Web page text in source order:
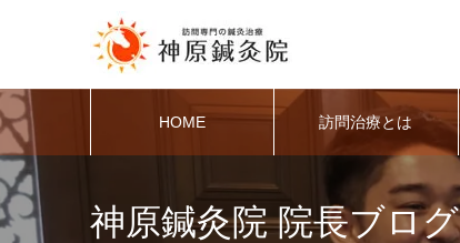
HOME 訪問治療とは
神原鍼灸院 院長ブログ